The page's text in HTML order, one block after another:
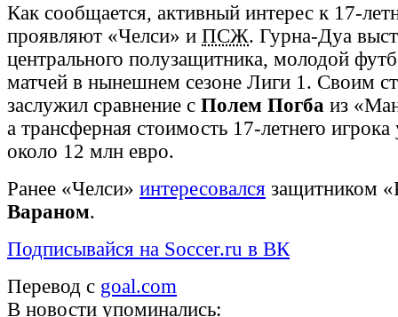
Как сообщается, активный интерес к 17-
проявляют «Челси» и ПСЖ. Гурна-Дуа
центрального полузащитника, молодой
матчей в нынешнем сезоне Лиги 1. Своим
заслужил сравнение с Полем Погба из
а трансферная стоимость 17-летнего игрока
около 12 млн евро.
Ранее «Челси» интересовался защитником
Вараном.
Подписывайся на Soccer.ru в ВК
Перевод с goal.com
В новости упоминались: